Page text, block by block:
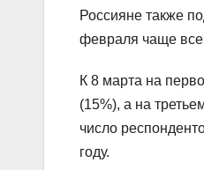
Россияне также
февраля чаще
К 8 марта на
(15%), а на
число
году.